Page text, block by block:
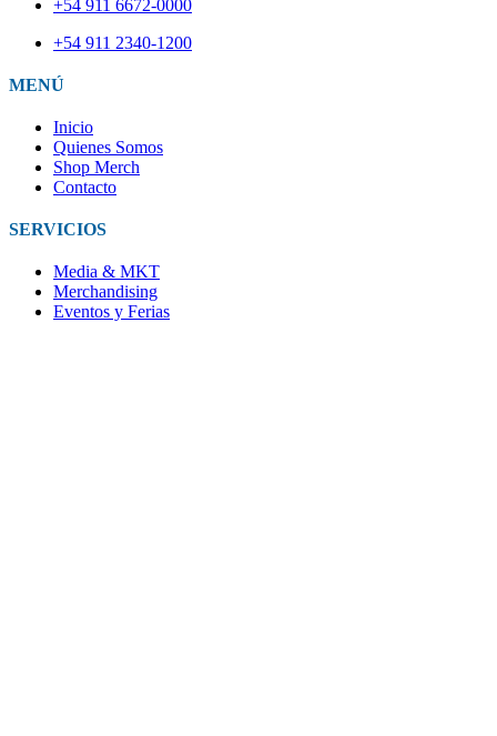
+54 911 6672-0000
+54 911 2340-1200
MENÚ
Inicio
Quienes Somos
Shop Merch
Contacto
SERVICIOS
Media & MKT
Merchandising
Eventos y Ferias